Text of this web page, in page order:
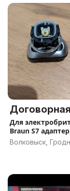
Договорная
Для
Braun S7
Волковыск,